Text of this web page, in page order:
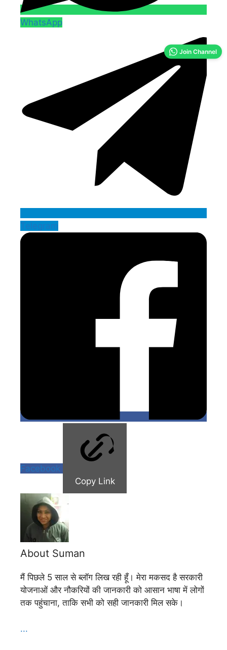
WhatsApp
Telegram
Facebook
Copy Link
About Suman
मैं पिछले 5 साल से ब्लॉग लिख रही हूँ। मेरा मकसद है सरकारी
योजनाओं और नौकरियों की जानकारी को आसान भाषा में लोगों
तक पहुंचाना, ताकि सभी को सही जानकारी मिल सके।
...
Join Channel